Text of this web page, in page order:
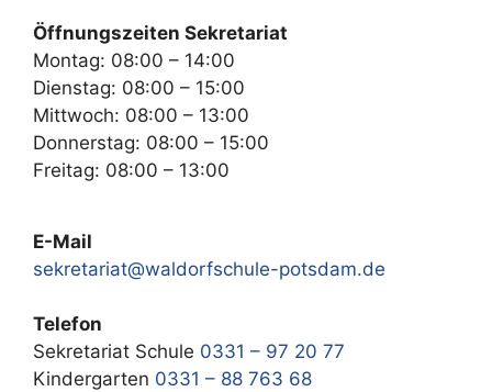
Öffnungszeiten Sekretariat
Montag: 08:00 – 14:00
Dienstag: 08:00 – 15:00
Mittwoch: 08:00 – 13:00
Donnerstag: 08:00 – 15:00
Freitag: 08:00 – 13:00
E-Mail
sekretariat@waldorfschule-potsdam.de
Telefon
Sekretariat Schule 0331 – 97 20 77
Kindergarten 0331 – 88 763 68